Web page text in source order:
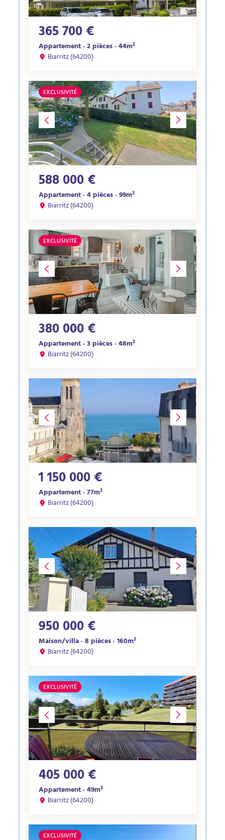
365 700 €
Appartement · 2 pièces · 44m²
Biarritz (64200)
EXCLUSIVITÉ
588 000 €
Appartement · 4 pièces · 99m²
Biarritz (64200)
EXCLUSIVITÉ
380 000 €
Appartement · 3 pièces · 48m²
Biarritz (64200)
1 150 000 €
Appartement · 77m²
Biarritz (64200)
950 000 €
Maison/villa · 8 pièces · 160m²
Biarritz (64200)
EXCLUSIVITÉ
405 000 €
Appartement · 49m²
Biarritz (64200)
EXCLUSIVITÉ